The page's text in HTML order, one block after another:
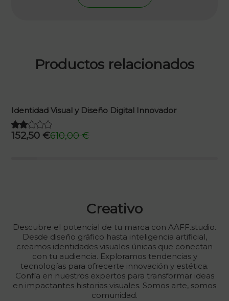
Productos relacionados
Identidad Visual y Diseño Digital Innovador
610,00€
152,50 €
Creativo
Descubre el potencial de tu marca con AAFF.studio.
Desde diseño gráfico hasta inteligencia artificial,
creamos identidades visuales únicas que conectan
con tu audiencia. Exploramos tendencias y
tecnologías para ofrecerte innovación y estética.
Confía en nuestros expertos para transformar ideas
en impactantes historias visuales. Somos arte, somos
comunidad.